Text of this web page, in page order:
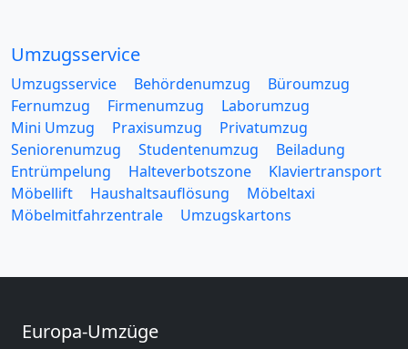
Umzugsservice
Umzugsservice Behördenumzug
Büroumzug
Fernumzug
Firmenumzug
Laborumzug
Mini Umzug
Praxisumzug
Privatumzug
Seniorenumzug
Studentenumzug
Beiladung
Entrümpelung
Halteverbotszone
Klaviertransport
Möbellift
Haushaltsauflösung
Möbeltaxi
Möbelmitfahrzentrale
Umzugskartons
Europa-Umzüge